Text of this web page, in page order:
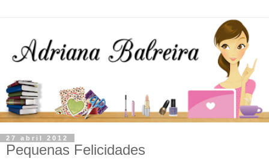
27 abril 2012
Pequenas Felicidades